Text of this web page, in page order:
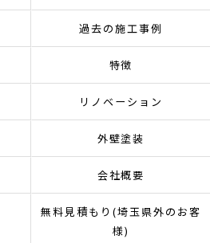
過去の施工事例
特徴
リノベーション
外壁塗装
会社概要
無料見積もり(埼玉県外のお客
様)